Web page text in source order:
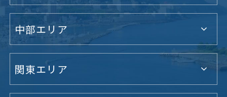
中部エリア
関東エリア